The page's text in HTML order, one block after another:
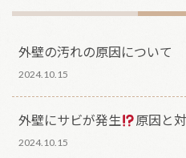
外壁の汚れの原因について
2024.10.15
外壁にサビが発生 原因と
2024.10.15